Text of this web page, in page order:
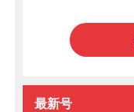
最新号